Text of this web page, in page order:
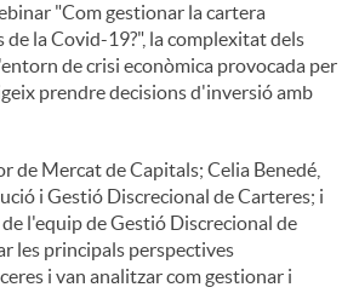
"Com gestionar la cartera
la Covid-19?", la complexitat dels
de crisi econòmica provocada per
prendre decisions d'inversió amb
de Mercat de Capitals; Celia Benedé,
i Gestió Discrecional de Carteres; i
l'equip de Gestió Discrecional de
les principals perspectives
i van analitzar com gestionar i